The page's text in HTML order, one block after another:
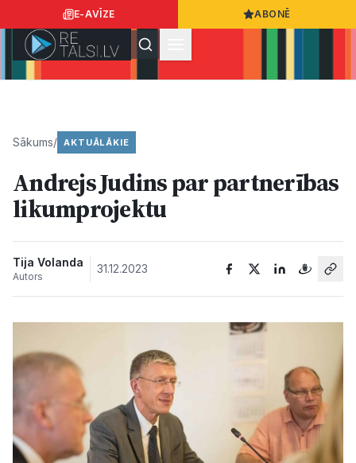
E-AVĪZE ABONĒ
Ziņas
Kultūra
Bizness
Sākums/ AKTUĀLĀKIE
Andrejs Judins par partnerības
likumprojektu
Tija Volanda
Autors
31.12.2023